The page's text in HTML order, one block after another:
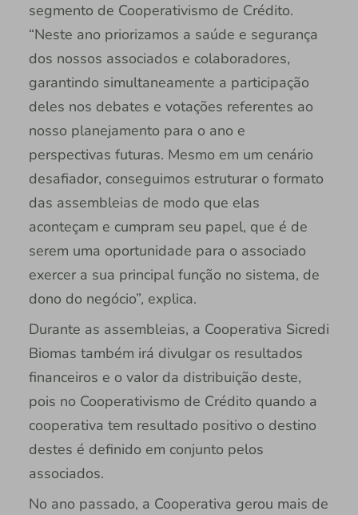
segmento de Cooperativismo de Crédito.
“Neste ano priorizamos a saúde e segurança
dos nossos associados e colaboradores,
garantindo simultaneamente a participação
deles nos debates e votações referentes ao
nosso planejamento para o ano e
perspectivas futuras. Mesmo em um cenário
desafiador, conseguimos estruturar o formato
das assembleias de modo que elas
aconteçam e cumpram seu papel, que é de
serem uma oportunidade para o associado
exercer a sua principal função no sistema, de
dono do negócio”, explica.
Durante as assembleias, a Cooperativa Sicredi
Biomas também irá divulgar os resultados
financeiros e o valor da distribuição deste,
pois no Cooperativismo de Crédito quando a
cooperativa tem resultado positivo o destino
destes é definido em conjunto pelos
associados.
No ano passado, a Cooperativa gerou mais de